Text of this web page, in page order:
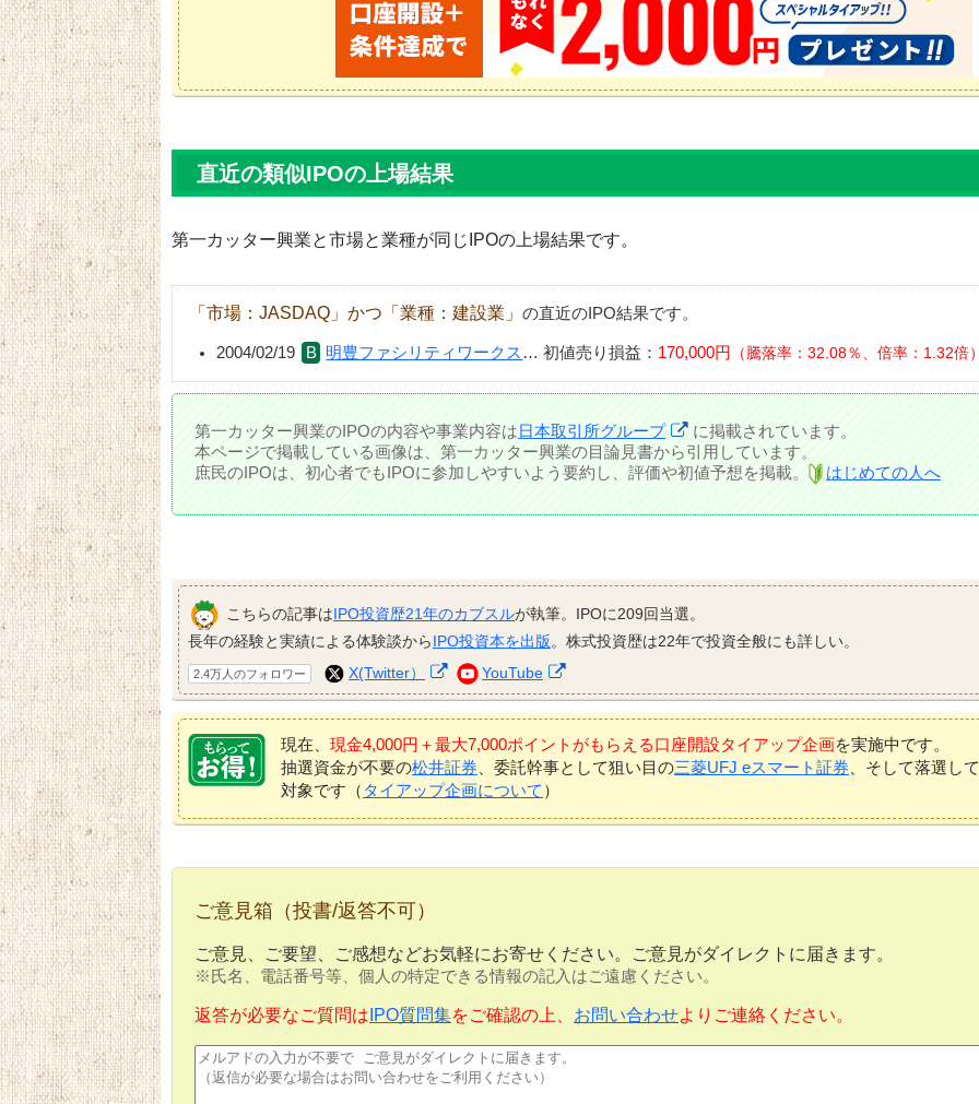
直近の類似IPOの上場結果
第一カッター興業と市場と業種が同じIPOの上場結果です。
「市場：JASDAQ」かつ「業種：建設業」 の直近のIPO結果です。
2004/02/19 明豊ファシリティワークス …初値売り損益： 170,000円 騰落率：32.08％、倍率：1.32倍
第一カッター興業のIPOの内容や事業内容は日本取引所グループ
に掲載されています。
本ページで掲載している画像は、第一カッター興業の目論見書から引用しています。
庶民のIPOは、初心者でもIPOに参加しやすいよう要約し、評価や初値予想を掲載。
はじめての人へ
こちらの記事はIPO投資歴21年のカブスルが執筆。IPOに209回当選。
長年の経験と実績による体験談からIPO投資本を出版。株式投資歴は22年で投資全般にも詳しい。
2.4万人のフォロワー X(Twitter） YouTube
現在、 現金4,000円＋最大7,000ポイントがもらえる口座開設タイアップ企画を実施中です。
抽選資金が不要の松井証券 、委託幹事として狙い目の三菱UFJ eスマート証券 、そして落選し
対象です（ タイアップ企画について ）
ご意見箱（投書/返答不可）
ご意見、ご要望、ご感想などお気軽にお寄せください。ご意見がダイレクトに届きます。
※氏名、電話番号等、個人の特定できる情報の記入はご遠慮ください。
返答が必要なご質問は IPO質問集をご確認の上、 お問い合わせよりご連絡ください。